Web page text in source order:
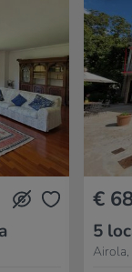
€
5
Airola,